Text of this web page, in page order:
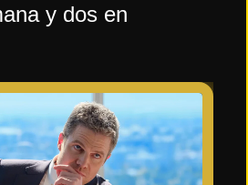
y dos en